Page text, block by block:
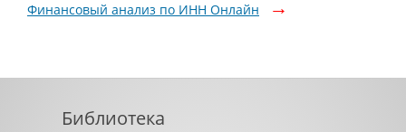
Финансовый анализ по ИНН Онлайн
Библиотека